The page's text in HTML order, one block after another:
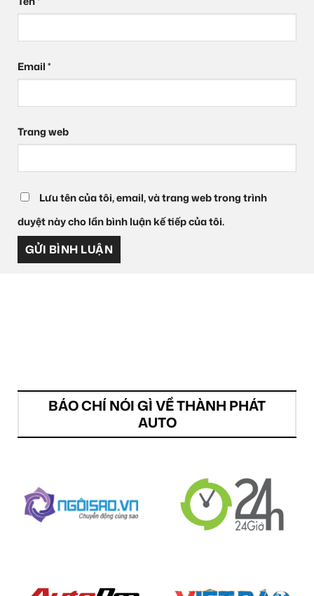
Email*
Trang web
Lưu tên của tôi, email, và trang web trong trình
duyệt này cho lần bình luận kế tiếp của tôi.
BÁO CHÍ NÓI GÌ VỀ THÀNH PHÁT
AUTO